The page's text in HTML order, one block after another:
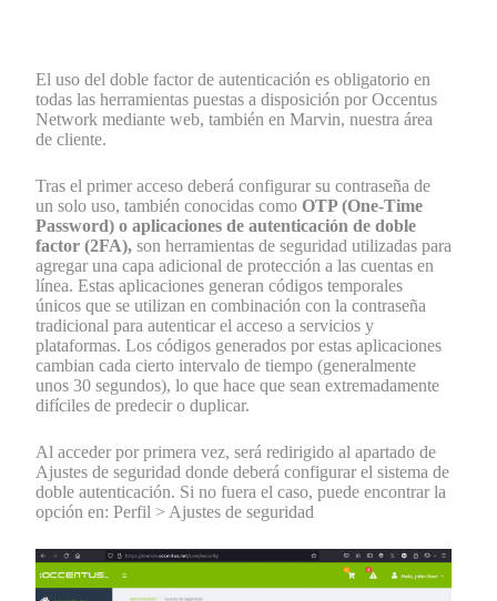
El uso del doble factor de autenticación es obligatorio en
todas las herramientas puestas a disposición por Occentus
Network mediante web, también en Marvin, nuestra área
de cliente.
Tras el primer acceso deberá configurar su contraseña de
un solo uso, también conocidas como OTP (One-Time
Password) o aplicaciones de autenticación de doble
factor (2FA), son herramientas de seguridad utilizadas para
agregar una capa adicional de protección a las cuentas en
línea. Estas aplicaciones generan códigos temporales
únicos que se utilizan en combinación con la contraseña
tradicional para autenticar el acceso a servicios y
plataformas. Los códigos generados por estas aplicaciones
cambian cada cierto intervalo de tiempo (generalmente
unos 30 segundos), lo que hace que sean extremadamente
difíciles de predecir o duplicar.
Al acceder por primera vez, será redirigido al apartado de
Ajustes de seguridad donde deberá configurar el sistema de
doble autenticación. Si no fuera el caso, puede encontrar la
opción en: Perfil > Ajustes de seguridad